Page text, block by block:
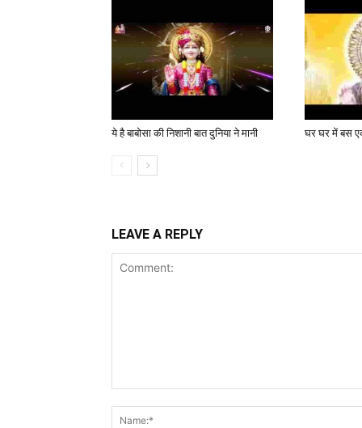
ये है बाबोसा की निशानी बात दुनिया ने मानी घर घर में बस
LEAVE A REPLY